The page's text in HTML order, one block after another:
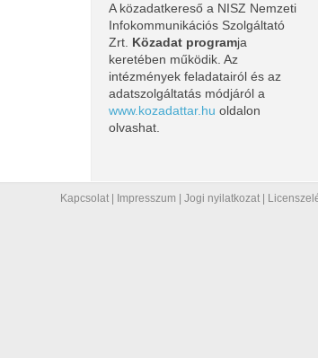
A közadatkereső a NISZ Nemzeti
Infokommunikációs Szolgáltató
Zrt. Közadat programja
keretében működik. Az
intézmények feladatairól és az
adatszolgáltatás módjáról a
www.kozadattar.hu oldalon
olvashat.
Kapcsolat Impresszum Jogi nyilatkozat